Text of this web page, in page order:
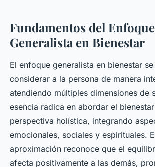
Fundamentos del Enfoque
Generalista en Bienestar
El enfoque generalista en bienestar
considerar a la persona de manera
atendiendo múltiples dimensiones de
esencia radica en abordar el
perspectiva holística, integrando
emocionales, sociales y espirituales.
aproximación reconoce que el
afecta positivamente a las demás,